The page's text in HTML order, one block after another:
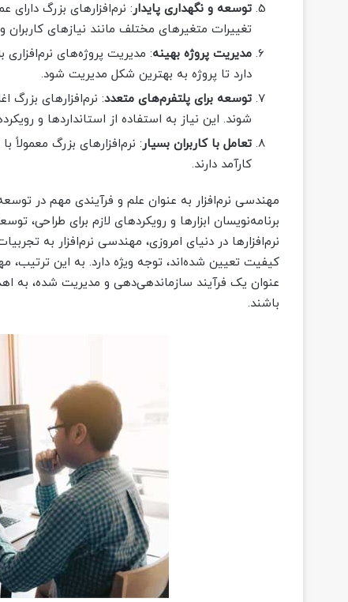
توسعه و نگهداری پایدار: نرم‌افزارهای بزرگ دارای
تغییرات متغیرهای مختلف مانند نیازهای
مدیریت پروژه بهینه: مدیریت پروژه‌های نرم‌افزاری
دارد تا پروژه به بهترین شکل مدیریت شود.
توسعه برای پلتفرم‌های متعدد: نرم‌افزارهای بزرگ
شوند. این نیاز به استفاده از استانداردها و
تعامل با کاربران بسیار: نرم‌افزارهای بزرگ معمولاً
کارآمد دارند.
مهندسی نرم‌افزار به عنوان علم و فرآیندی مهم در
برنامه‌نویسان ابزارها و رویکردهای لازم برای طراحی،
نرم‌افزارها در دنیای امروزی، مهندسی نرم‌افزار به
کیفیت تعیین شده‌اند، توجه ویژه دارد. به این ترتیب،
عنوان یک فرآیند سازماندهی‌دهی و مدیریت شده، به
باشند.